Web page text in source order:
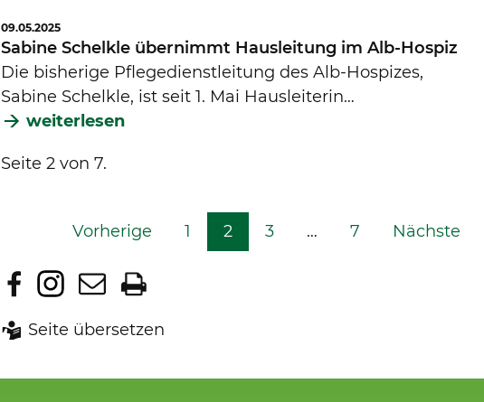
09.05.2025
Sabine Schelkle übernimmt Hausleitung im Alb-Hospiz
Die bisherige Pflegedienstleitung des Alb-Hospizes,
Sabine Schelkle, ist seit 1. Mai Hausleiterin…
weiterlesen
Seite 2 von 7.
Vorherige 1 2 3 … 7 Nächste
Seite übersetzen